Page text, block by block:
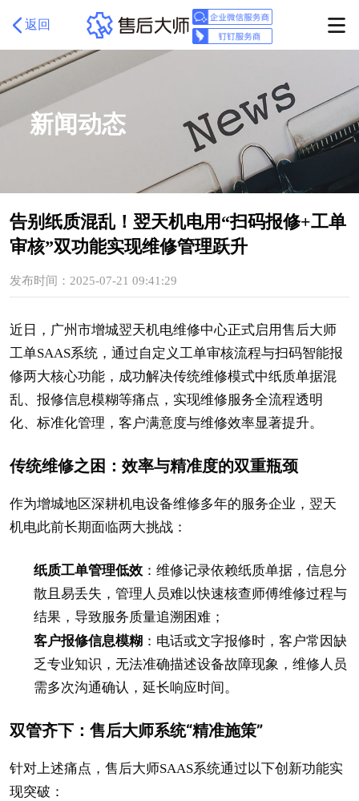
返回
新闻动态
告别纸质混乱！翌天机电用“扫码报修+工单
审核”双功能实现维修管理跃升
发布时间：2025-07-21 09:41:29
近日，广州市增城翌天机电维修中心正式启用售后大师
工单SAAS系统，通过自定义工单审核流程与扫码智能报
修两大核心功能，成功解决传统维修模式中纸质单据混
乱、报修信息模糊等痛点，实现维修服务全流程透明
化、标准化管理，客户满意度与维修效率显著提升。
传统维修之困：效率与精准度的双重瓶颈
作为增城地区深耕机电设备维修多年的服务企业，翌天
机电此前长期面临两大挑战：
纸质工单管理低效 ：维修记录依赖纸质单据，信息分
散且易丢失，管理人员难以快速核查师傅维修过程与
结果，导致服务质量追溯困难；
客户报修信息模糊 ：电话或文字报修时，客户常因缺
乏专业知识，无法准确描述设备故障现象，维修人员
需多次沟通确认，延长响应时间。
双管齐下：售后大师系统“精准施策”
针对上述痛点，售后大师SAAS系统通过以下创新功能实
现突破：